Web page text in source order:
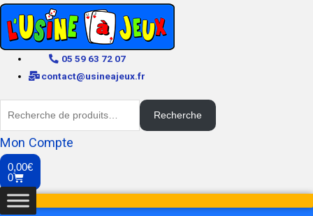
05 59 63 72 07
contact@usineajeux.fr
Recherche
Mon Compte
0,00€
0